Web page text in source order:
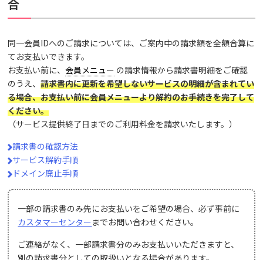
合
同一会員IDへのご請求については、ご案内中の請求額を全額合算に
てお支払いできます。
お支払い前に、会員メニュー の請求情報から請求書明細をご確認
のうえ、請求書内に更新を希望しないサービスの明細が含まれてい
る場合、お支払い前に会員メニューより解約のお手続きを完了して
ください。
（サービス提供終了日までのご利用料金を請求いたします。）
請求書の確認方法
サービス解約手順
ドメイン廃止手順
一部の請求書のみ先にお支払いをご希望の場合、必ず事前に
カスタマーセンターまでお問い合わせください。
ご連絡がなく、一部請求書分のみお支払いいただきますと、
別の請求書分としての取扱いとなる場合があります。